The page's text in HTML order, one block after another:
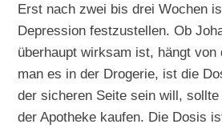
Erst nach zwei bis drei Wochen
Depression festzustellen. Ob
überhaupt wirksam ist, hängt von
man es in der Drogerie, ist die
der sicheren Seite sein will,
der Apotheke kaufen. Die Dosis